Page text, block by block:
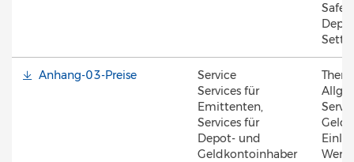
Anhang-03-Preise
Service
Services für
Emittenten,
Services für
Depot- und
Geldkontoinhaber